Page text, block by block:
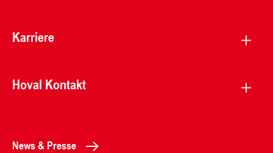
Karriere
Hoval Kontakt
News & Presse